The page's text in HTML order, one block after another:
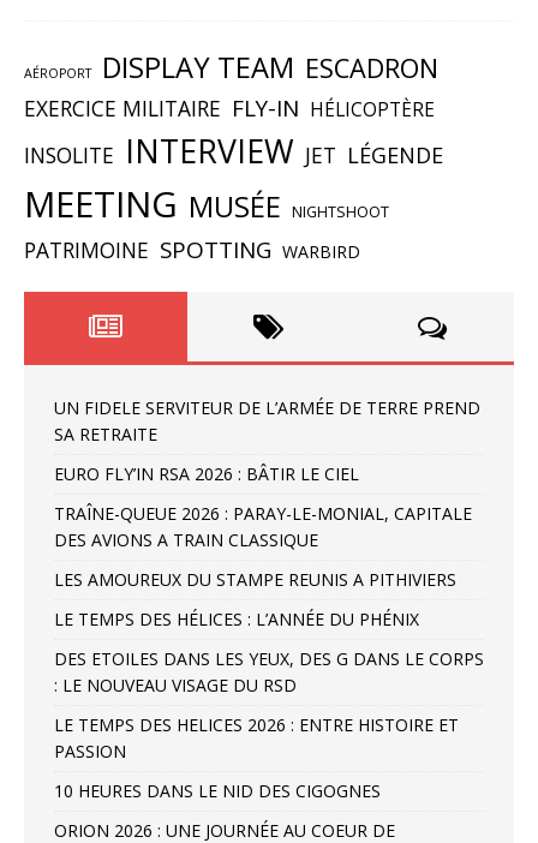
AÉROPORT DISPLAY TEAM ESCADRON
EXERCICE MILITAIRE FLY-IN HÉLICOPTÈRE
INSOLITE INTERVIEW JET LÉGENDE
MEETING MUSÉE NIGHTSHOOT
PATRIMOINE SPOTTING WARBIRD
UN FIDELE SERVITEUR DE L’ARMÉE DE TERRE PREND
SA RETRAITE
EURO FLY’IN RSA 2026 : BÂTIR LE CIEL
TRAÎNE-QUEUE 2026 : PARAY-LE-MONIAL, CAPITALE
DES AVIONS A TRAIN CLASSIQUE
LES AMOUREUX DU STAMPE REUNIS A PITHIVIERS
LE TEMPS DES HÉLICES : L’ANNÉE DU PHÉNIX
DES ETOILES DANS LES YEUX, DES G DANS LE CORPS
: LE NOUVEAU VISAGE DU RSD
LE TEMPS DES HELICES 2026 : ENTRE HISTOIRE ET
PASSION
10 HEURES DANS LE NID DES CIGOGNES
ORION 2026 : UNE JOURNÉE AU COEUR DE